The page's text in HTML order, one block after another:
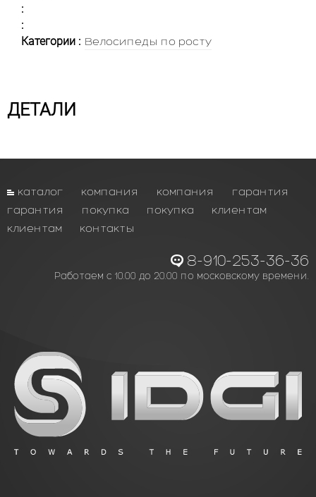
:
:
Категории : Велосипеды по росту
ДЕТАЛИ
каталог компания компания
гарантия
гарантия
покупка покупка
клиентам
клиентам
контакты
8-910-253-36-36
Работаем с 10.00 до 20.00 по московскому времени.